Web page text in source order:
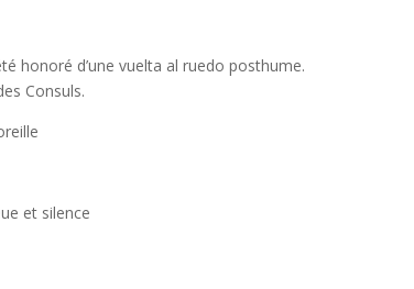
honoré d’une vuelta al ruedo posthume.
Consuls.
et silence